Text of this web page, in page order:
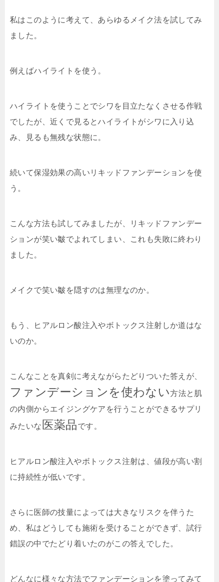
私はこのように考えて、あらゆるメイク法を試してみ
ました。
例えばハイライトを使う。
ハイライトを使うことでシワを目立たなくさせる作戦
でしたが、近くで見るとハイライトがシワに入り込
み、見るも無残な状態に。
続いて保湿効果の高いリキッドファンデーションを使
う。
こんな方法も試してみましたが、リキッドファンデー
ションが笑い皺でよれてしまい、これも失敗に終わり
ました。
メイクで笑い皺を隠すのは無理なのか。
もう、ヒアルロン酸注入やボトックス注射しか道はな
いのか。
こんなことを真剣に考えながらたどりついた答えが、
ファンデーションを使わない方法と肌
の内側からエイジングケアを行うことができるサプリ
みたいな 医薬品です。
ヒアルロン酸注入やボトックス注射は、値段が高い割
に持続性が低いです。
さらに医師の技量によっては大きなリスクを伴うた
め、私はどうしても施術を受けることができず、試行
錯誤の中でたどり着いたのがこの答えでした。
どんなに様々な方法でファンデーションを塗ってみて